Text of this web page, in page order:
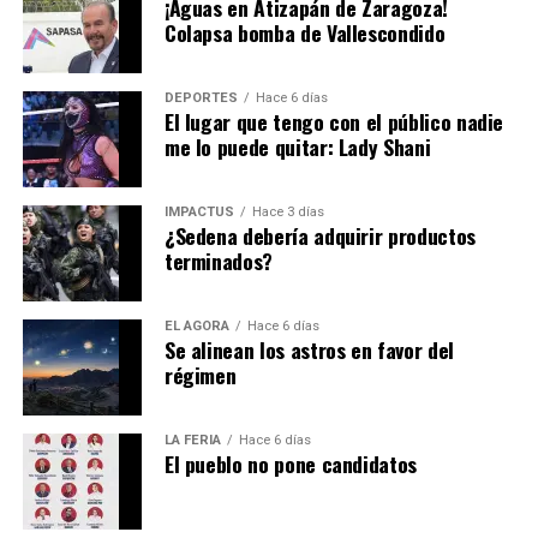
Hasta la fecha todavía es un misterio el motivo de la
renuncia de
Alfredo Vázquez… pero es de sabios
cambiar de opinión y la decisión está en el escritorio de
Pedro Rodríguez
las colonias Doctores, Buenos Aires o Peralvillo.
un trabajo conjunto.
¡Aguas en Atizapán de Zaragoza!
Colapsa bomba de Vallescondido
DEPORTES Hace 6 días
El lugar que tengo con el público nadie
me lo puede quitar: Lady Shani
IMPACTUS Hace 3 días
¿Sedena debería adquirir productos
terminados?
EL ÁGORA Hace 6 días
Se alinean los astros en favor del
régimen
LA FERIA Hace 6 días
El pueblo no pone candidatos